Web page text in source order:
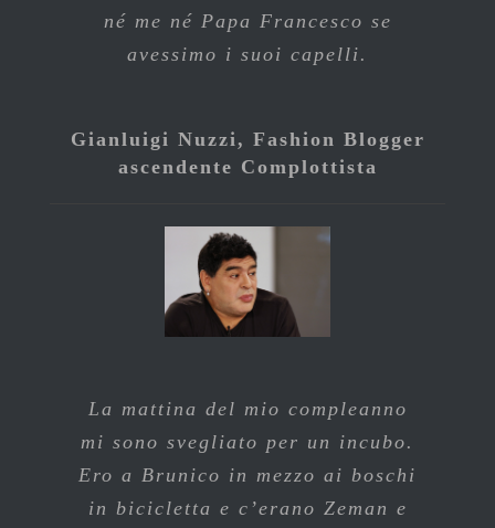
né me né Papa Francesco se
avessimo i suoi capelli.
Gianluigi Nuzzi, Fashion Blogger
ascendente Complottista
La mattina del mio compleanno
mi sono svegliato per un incubo.
Ero a Brunico in mezzo ai boschi
in bicicletta e c’erano Zeman e